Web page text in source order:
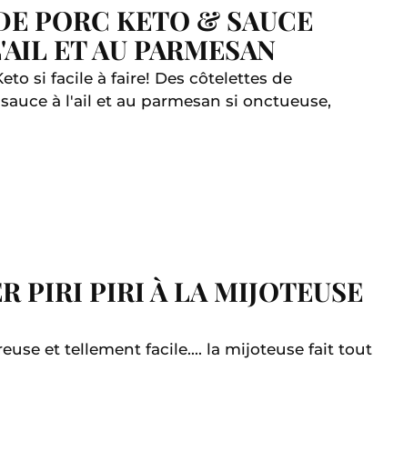
PORC KETO & SAUCE
ET AU PARMESAN
si facile à faire! Des côtelettes de
à l'ail et au parmesan si onctueuse,
PIRI PIRI À LA MIJOTEUSE
et tellement facile.... la mijoteuse fait tout